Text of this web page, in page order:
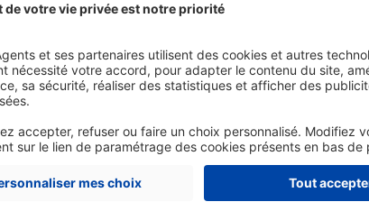
connectées
Le fonctionnement est simple : elles
ets’éteignent d’elles-mêmes quand la
avec des détecteurs de mouvement et/ ou
horaire. Une bonne manière de gaspiller moins au
dix ampoules classiques par des modèles
autour de 100 € par an.